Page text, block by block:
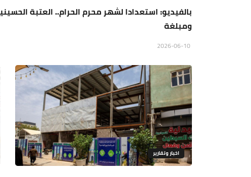
ومبلغة
اخبار وتقارير